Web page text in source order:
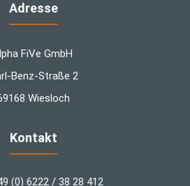
Adresse
FiVe GmbH
Benz-Straße 2
Wiesloch
Kontakt
(0) 6222 / 38 28 412